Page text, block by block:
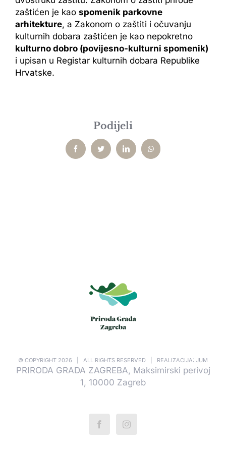
zaštićen je kao spomenik parkovne
arhitekture, a Zakonom o zaštiti i očuvanju
kulturnih dobara zaštićen je kao nepokretno
kulturno dobro (povijesno-kulturni spomenik)
i upisan u Registar kulturnih dobara Republike
Hrvatske.
Podijeli
FacebookTwitter LinkedInWhatsApp
© COPYRIGHT 2026 | ALL RIGHTS RESERVED | REALIZACIJA: JUM
PRIRODA GRADA ZAGREBA, Maksimirski perivoj
1, 10000 Zagreb